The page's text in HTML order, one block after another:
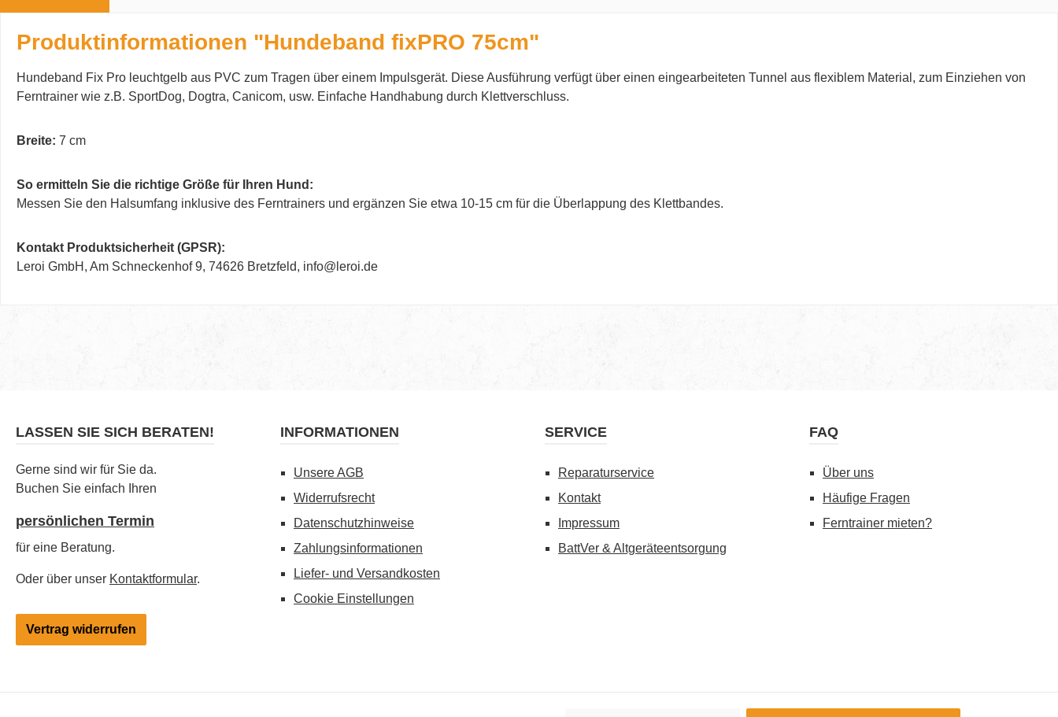
Produktinformationen "Hundeband fixPRO 75cm"
Hundeband Fix Pro leuchtgelb aus PVC zum Tragen über einem Impulsgerät. Diese Ausführung verfügt über einen eingearbeiteten Tunnel aus flexiblem Material, zum Einziehen von
Ferntrainer wie z.B. SportDog, Dogtra, Canicom, usw. Einfache Handhabung durch Klettverschluss.
Breite: 7 cm
So ermitteln Sie die richtige Größe für Ihren Hund:
Messen Sie den Halsumfang inklusive des Ferntrainers und ergänzen Sie etwa 10-15 cm für die Überlappung des Klettbandes.
Kontakt Produktsicherheit (GPSR):
Leroi GmbH, Am Schneckenhof 9, 74626 Bretzfeld, info@leroi.de
LASSEN SIE SICH BERATEN!
Gerne sind wir für Sie da.
Buchen Sie einfach Ihren
persönlichen Termin
für eine Beratung.
Oder über unser Kontaktformular.
Vertrag widerrufen
INFORMATIONEN
Unsere AGB
Widerrufsrecht
Datenschutzhinweise
Zahlungsinformationen
Liefer- und Versandkosten
Cookie Einstellungen
SERVICE
Reparaturservice
Kontakt
Impressum
BattVer & Altgeräteentsorgung
FAQ
Über uns
Häufige Fragen
Ferntrainer mieten?